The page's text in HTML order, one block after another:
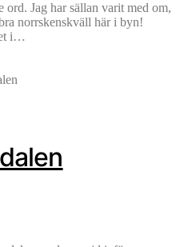
Jag har sällan varit med om,
norrskenskväll här i byn!
i…